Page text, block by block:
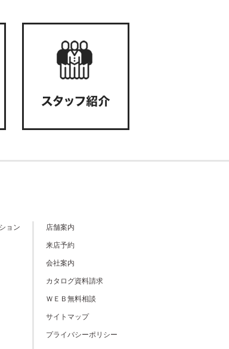
ョン 店舗案内
来店予約
会社案内
カタログ資料請求
ＷＥＢ無料相談
サイトマップ
プライバシーポリシー